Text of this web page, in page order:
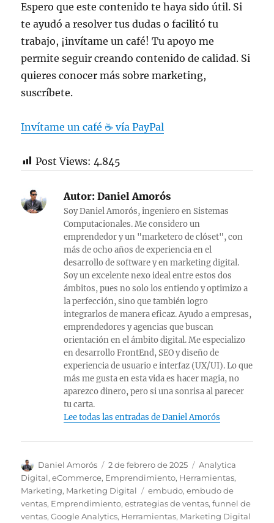
Espero que este contenido te haya sido útil. Si
te ayudó a resolver tus dudas o facilitó tu
trabajo, ¡invítame un café! Tu apoyo me
permite seguir creando contenido de calidad. Si
quieres conocer más sobre marketing,
suscríbete.
Invítame un café ☕ vía PayPal
Post Views: 4.845
Autor: Daniel Amorós
Soy Daniel Amorós, ingeniero en Sistemas
Computacionales. Me considero un
emprendedor y un "marketero de clóset", con
más de ocho años de experiencia en el
desarrollo de software y en marketing digital.
Soy un excelente nexo ideal entre estos dos
ámbitos, pues no solo los entiendo y optimizo a
la perfección, sino que también logro
integrarlos de manera eficaz. Ayudo a empresas,
emprendedores y agencias que buscan
orientación en el ámbito digital. Me especializo
en desarrollo FrontEnd, SEO y diseño de
experiencia de usuario e interfaz (UX/UI). Lo que
más me gusta en esta vida es hacer magia, no
aparezco dinero, pero si una sonrisa al parecer
tu carta.
Lee todas las entradas de Daniel Amorós
A
u
t
o
r
Daniel Amorós
P
u
b
l
i
2 de febrero de 2025
C
a
t
e
g
Analytica
Digital,eCommerce, Emprendimiento, Herramientas,
Marketing, Marketing Digital
E
t
i
embudo,embudo de
ventas, Emprendimiento,estrategias de ventas,funnel de
ventas,Google Analytics, Herramientas, Marketing Digital